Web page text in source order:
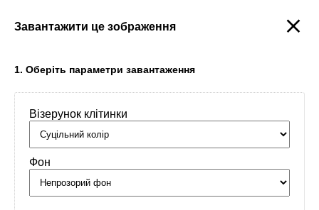
Головна / Орнаменти / Імена
Завантажити це зображення
1. Оберіть параметри завантаження
Візерунок клітинки
Фон